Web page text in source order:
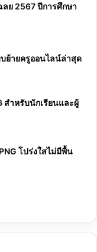
ย 2567 ปีการศึกษา
บย้ายครูออนไลน์ล่าสุด
สำหรับนักเรียนและผู้
โปร่งใสไม่มีพื้น